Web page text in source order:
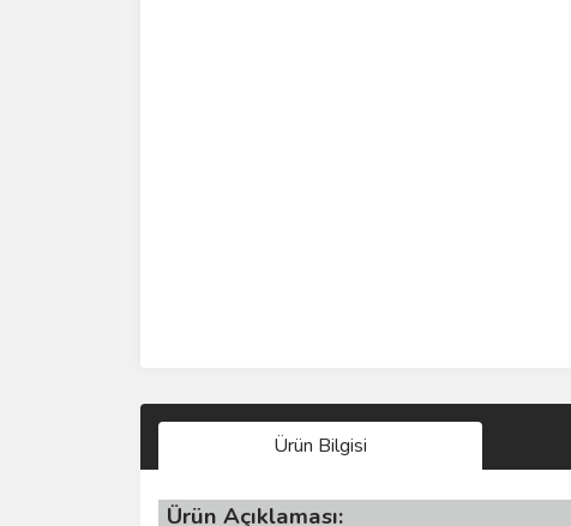
Ürün Bilgisi
Ürün Açıklaması: